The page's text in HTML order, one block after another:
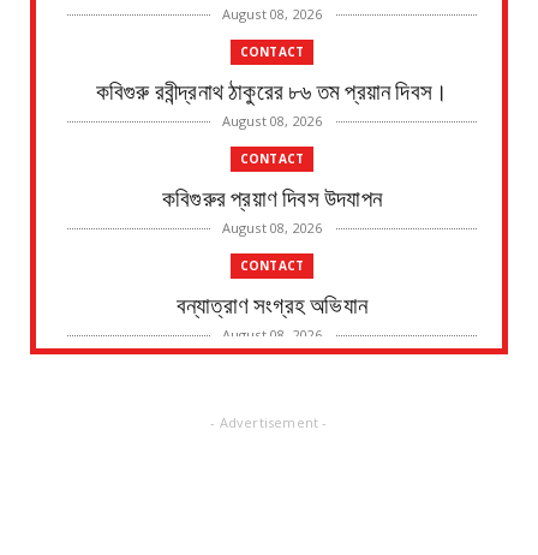
August 08, 2026
CONTACT
কবিগুরু রবীন্দ্রনাথ ঠাকুরের ৮৬ তম প্রয়ান দিবস।
August 08, 2026
CONTACT
কবিগুরুর প্রয়াণ দিবস উদযাপন
August 08, 2026
CONTACT
বন্যাত্রাণ সংগ্রহ অভিযান
August 08, 2026
নদীর পাড় থেকে এক ব্যক্তির মৃতদেহ উদ্ধারের ঘটনায়
চাঞ্চল্য
- Advertisement -